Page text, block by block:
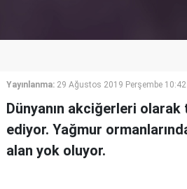
Yayınlanma: 29 Ağustos 2019 Perşembe 10:42
Dünyanın akciğerleri olarak
ediyor. Yağmur
alan yok oluyor.